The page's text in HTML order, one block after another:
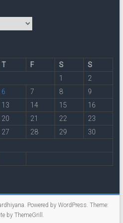
T F S S
1
2
6 7 8
9
13 14 15
16
20 21 22
23
27 28 29
30
. Powered byWordPress. Theme:
byThemeGrill .